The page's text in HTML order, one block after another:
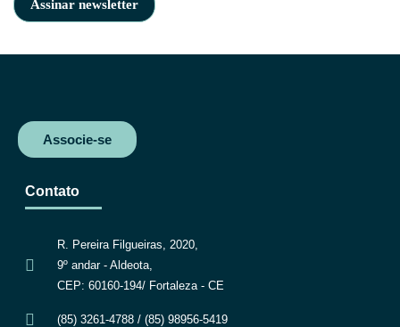
Associe-se
Contato
R. Pereira Filgueiras, 2020,
9º andar - Aldeota,
CEP: 60160-194/ Fortaleza - CE
(85) 3261-4788 / (85) 98956-5419